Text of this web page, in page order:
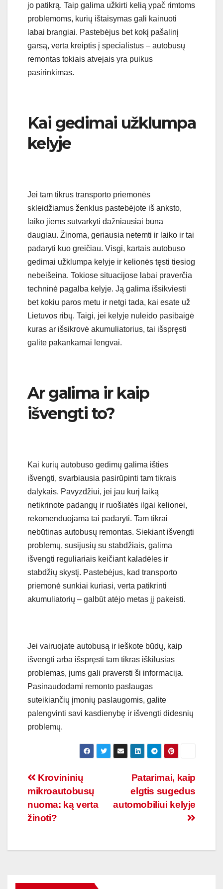
jo patikrą. Taip galima užkirti kelią ypač rimtoms
problemoms, kurių ištaisymas gali kainuoti
labai brangiai. Pastebėjus bet kokį pašalinį
garsą, verta kreiptis į specialistus – autobusų
remontas tokiais atvejais yra puikus
pasirinkimas.
Kai gedimai užklumpa
kelyje
Jei tam tikrus transporto priemonės
skleidžiamus ženklus pastebėjote iš anksto,
laiko jiems sutvarkyti dažniausiai būna
daugiau. Žinoma, geriausia netemti ir laiko ir tai
padaryti kuo greičiau. Visgi, kartais autobuso
gedimai užklumpa kelyje ir kelionės tęsti tiesiog
nebeišeina. Tokiose situacijose labai praverčia
techninė pagalba kelyje. Ją galima išsikviesti
bet kokiu paros metu ir netgi tada, kai esate už
Lietuvos ribų. Taigi, jei kelyje nuleido pasibaigė
kuras ar išsikrovė akumuliatorius, tai išspręsti
galite pakankamai lengvai.
Ar galima ir kaip
išvengti to?
Kai kurių autobuso gedimų galima išties
išvengti, svarbiausia pasirūpinti tam tikrais
dalykais. Pavyzdžiui, jei jau kurį laiką
netikrinote padangų ir ruošiatės ilgai kelionei,
rekomenduojama tai padaryti. Tam tikrai
nebūtinas autobusų remontas. Siekiant išvengti
problemų, susijusių su stabdžiais, galima
išvengti reguliariais keičiant kaladėles ir
stabdžių skystį. Pastebėjus, kad transporto
priemonė sunkiai kuriasi, verta patikrinti
akumuliatorių – galbūt atėjo metas jį pakeisti.
Jei vairuojate autobusą ir ieškote būdų, kaip
išvengti arba išspręsti tam tikras iškilusias
problemas, jums gali praversti ši informacija.
Pasinaudodami remonto paslaugas
suteikiančių įmonių paslaugomis, galite
palengvinti savi kasdienybę ir išvengti didesnių
problemų.
Navigacija
tarp
įrašų
Patarimai, kaip
elgtis sugedus
automobiliui kelyje
Krovininių
mikroautobusų
nuoma: ką verta
žinoti?